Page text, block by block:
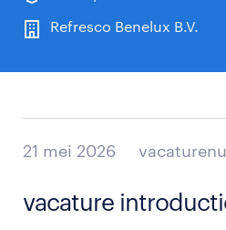
Refresco Benelux B.V.
21 mei 2026
vacature